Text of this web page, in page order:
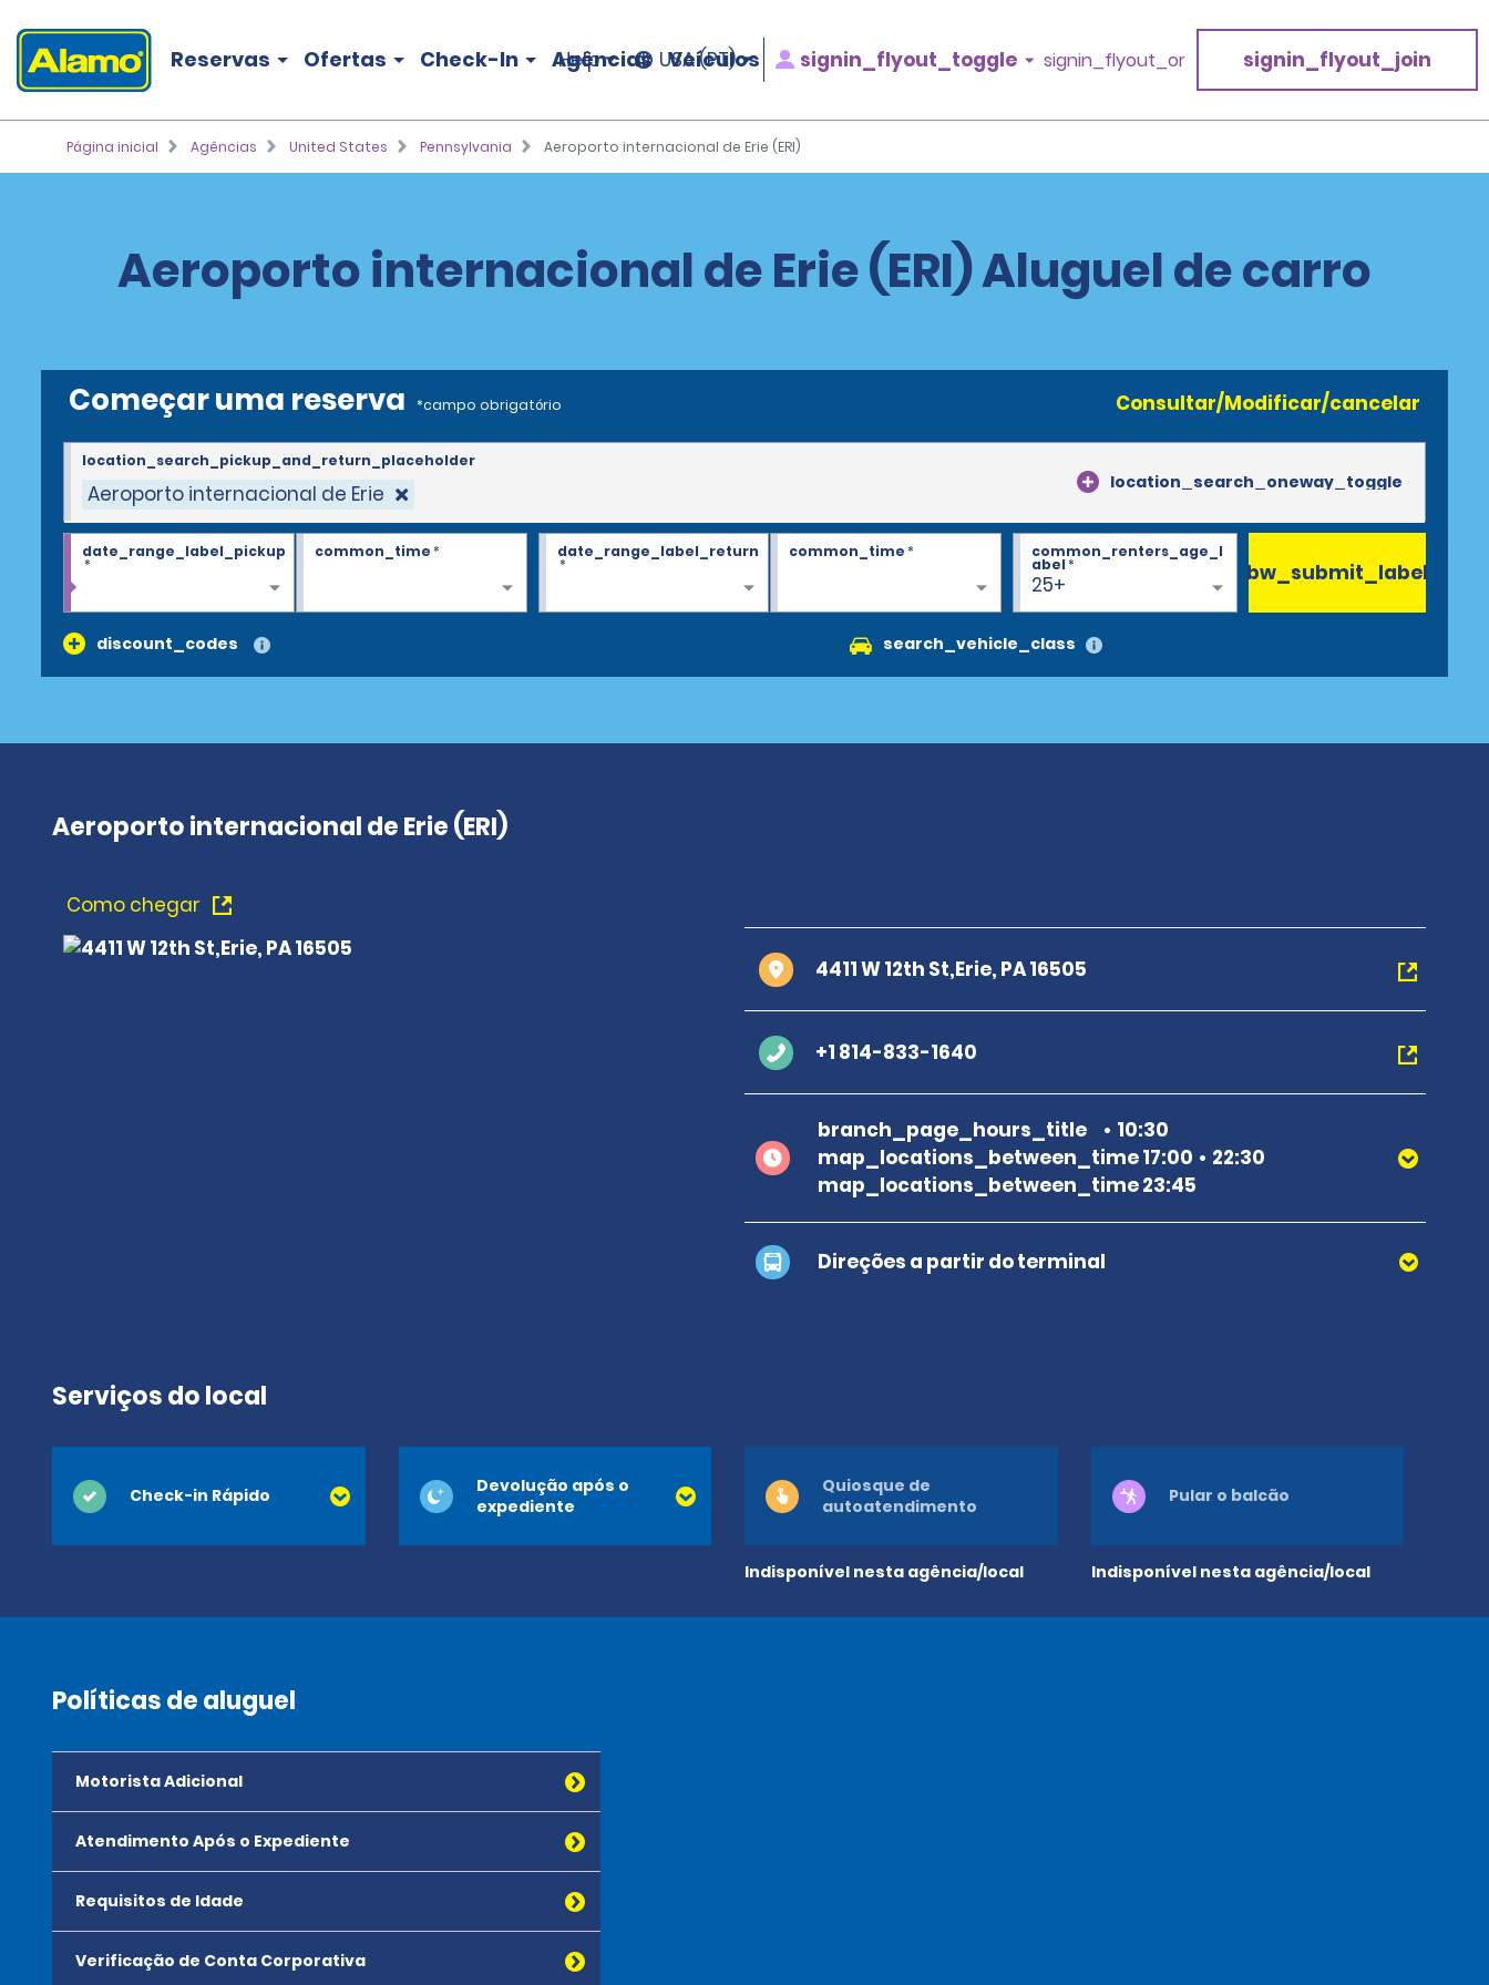
Reservas Ofertas Check-In Agências Veículos
Help USA (PT) signin_flyout_toggle signin_flyout_or signin_flyout_join
Página inicial Agências United States Pennsylvania Aeroporto internacional de Erie (ERI)
Aeroporto internacional de Erie (ERI) Aluguel de carro
Começar uma reserva *campo obrigatório Consultar/Modificar/cancelar
Aeroporto internacional de Erie location_search_oneway_toggle
location_search_pickup_and_return_placeholder
date_range_label_pickup
*
common_time* date_range_label_return
*
common_time*
25+
common_renters_age_l
abel*
discount_codes search_vehicle_class
bw_submit_label
Aeroporto internacional de Erie (ERI)
Como chegar
4411 W 12th St,Erie, PA 16505
+1 814-833-1640
branch_page_hours_title
10:30
map_locations_between_time 17:00
22:30
map_locations_between_time 23:45
Direções a partir do terminal
Serviços do local
Check-in Rápido
Devolução após o
expediente
Indisponível nesta agência/local
Quiosque de
autoatendimento
Indisponível nesta agência/local
Pular o balcão
Políticas de aluguel
Motorista Adicional
Atendimento Após o Expediente
Requisitos de Idade
Verificação de Conta Corporativa